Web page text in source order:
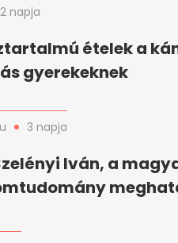
2 napja
ételek a
gyerekeknek
3 napja
Iván, a